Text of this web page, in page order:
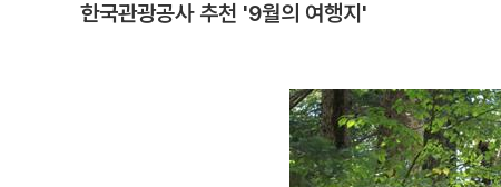
한국관광공사 추천 '9월의 여행지'